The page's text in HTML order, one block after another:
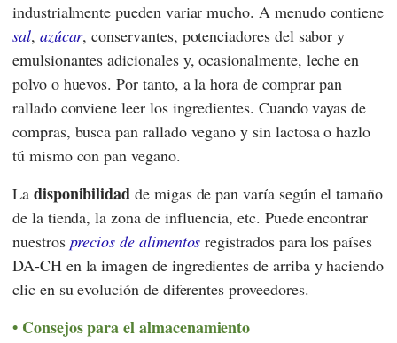
industrialmente pueden variar mucho. A menudo contiene
sal, azúcar, conservantes, potenciadores del sabor y
emulsionantes adicionales y, ocasionalmente, leche en
polvo o huevos. Por tanto, a la hora de comprar pan
rallado conviene leer los ingredientes. Cuando vayas de
compras, busca pan rallado vegano y sin lactosa o hazlo
tú mismo con pan vegano.
La disponibilidad de migas de pan varía según el tamaño
de la tienda, la zona de influencia, etc. Puede encontrar
nuestros precios de alimentos registrados para los países
DA-CH en la imagen de ingredientes de arriba y haciendo
clic en su evolución de diferentes proveedores.
Consejos para el almacenamiento